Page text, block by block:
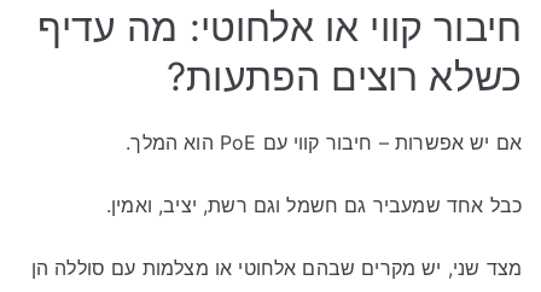
חיבור קווי או אלחוטי: מה עדיף
כשלא רוצים הפתעות?
אם יש אפשרות – חיבור קווי עם PoE הוא המלך.
כבל אחד שמעביר גם חשמל וגם רשת, יציב, ואמין.
מצד שני, יש מקרים שבהם אלחוטי או מצלמות עם סוללה הן